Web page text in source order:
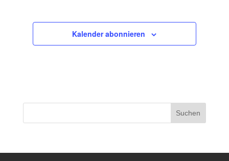
Kalender abonnieren